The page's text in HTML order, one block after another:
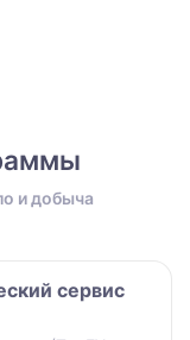
и добыча
сервис